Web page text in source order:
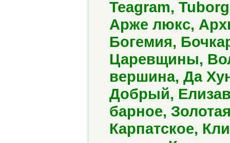
Teagram,
Арже люкс,
Богемия,
Царевщины,
вершина, Да
Добрый,
барное,
Карпатское,